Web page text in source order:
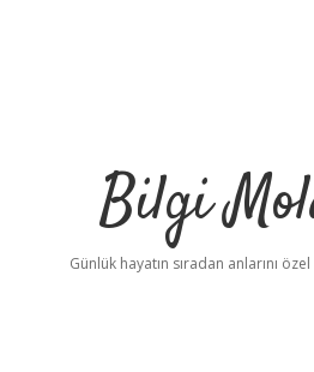
Bilgi
Günlük hayatın sıradan anlarını